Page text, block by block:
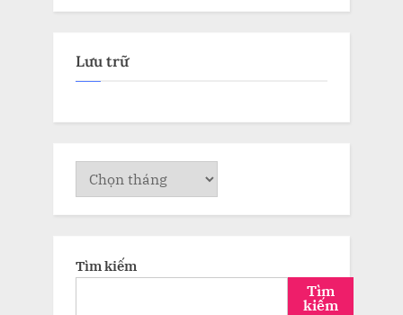
Lưu trữ
Lưu
trữ
Tìm kiếm
Tìm
kiếm